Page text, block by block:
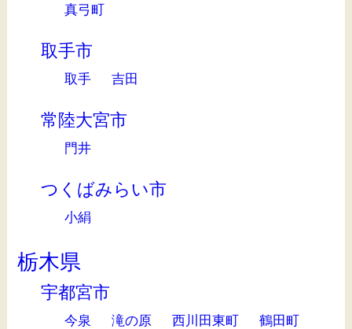
真弓町
取手市
取手 吉田
常陸大宮市
門井
つくばみらい市
小絹
栃木県
宇都宮市
今泉 滝の原 西川田東町 鶴田町